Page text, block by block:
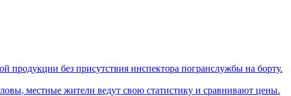
продукции без присутствия инспектора погранслужбы на борту.
местные жители ведут свою статистику и сравнивают цены.